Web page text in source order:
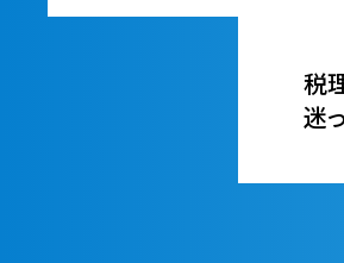
税
迷